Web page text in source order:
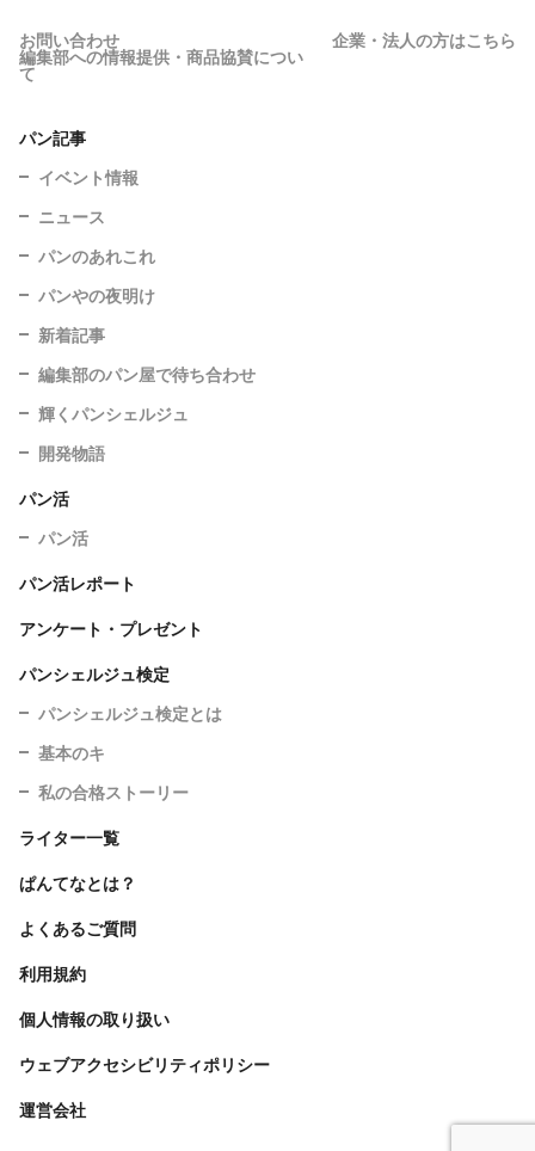
お問い合わせ 企業・法人の方はこちら
編集部への情報提供・商品協賛につい
て
パン記事
イベント情報
ニュース
パンのあれこれ
パンやの夜明け
新着記事
編集部のパン屋で待ち合わせ
輝くパンシェルジュ
開発物語
パン活
パン活
パン活レポート
アンケート・プレゼント
パンシェルジュ検定
パンシェルジュ検定とは
基本のキ
私の合格ストーリー
ライター一覧
ぱんてなとは？
よくあるご質問
利用規約
個人情報の取り扱い
ウェブアクセシビリティポリシー
運営会社